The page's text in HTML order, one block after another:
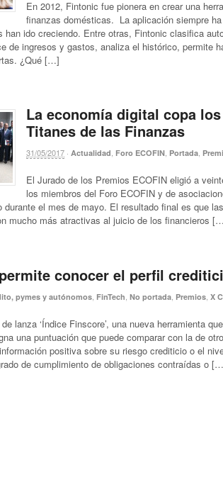
En 2012, Fintonic fue pionera en crear una
finanzas domésticas. La aplicación siempre
han ido creciendo. Entre otras, Fintonic clasifica
de ingresos y gastos, analiza el histórico, permite
¿Qué […]
La economía digital copa
Titanes de las Finanzas
31/05/2017 · Actualidad, Foro ECOFIN, Portada,
El Jurado de los Premios ECOFIN eligió a
los miembros del Foro ECOFIN y de
durante el mes de mayo. El resultado final es que
mucho más atractivas al juicio de los financieros
conocer el perfil
pymes y autónomos FinTech No portada Premios X
lanza ‘Índice Finscore’, una nueva herramienta
una puntuación que puede comparar con la de
positiva sobre su riesgo crediticio o el
de cumplimiento de obligaciones contraídas o